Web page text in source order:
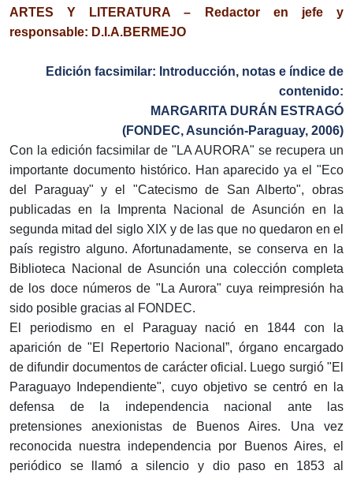
ARTES Y LITERATURA – Redactor en jefe y
responsable: D.I.A.BERMEJO
Edición facsimilar: Introducción, notas e índice de
contenido:
MARGARITA DURÁN ESTRAGÓ
(FONDEC, Asunción-Paraguay, 2006)
Con la edición facsimilar de "LA AURORA" se recupera un
importante documento histórico. Han aparecido ya el "Eco
del Paraguay" y el "Catecismo de San Alberto", obras
publicadas en la Imprenta Nacional de Asunción en la
segunda mitad del siglo XIX y de las que no quedaron en el
país registro alguno. Afortunadamente, se conserva en la
Biblioteca Nacional de Asunción una colección completa
de los doce números de "La Aurora" cuya reimpresión ha
sido posible gracias al FONDEC.
El periodismo en el Paraguay nació en 1844 con la
aparición de "El Repertorio Nacional”, órgano encargado
de difundir documentos de carácter oficial. Luego surgió "El
Paraguayo Independiente", cuyo objetivo se centró en la
defensa de la independencia nacional ante las
pretensiones anexionistas de Buenos Aires. Una vez
reconocida nuestra independencia por Buenos Aires, el
periódico se llamó a silencio y dio paso en 1853 al